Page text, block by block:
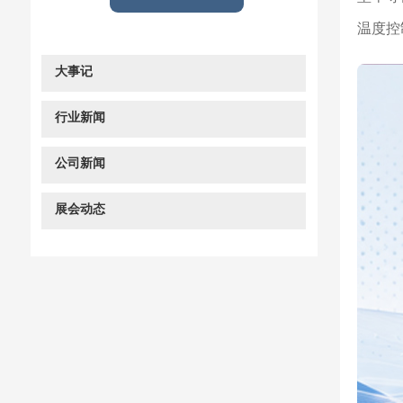
温度
大事记
行业新闻
公司新闻
展会动态